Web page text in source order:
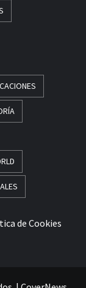
de Cookies